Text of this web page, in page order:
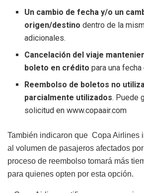
Un cambio de fecha y/o un
origen/destino dentro de la
adicionales.
Cancelación del viaje
boleto en crédito para una
Reembolso de boletos no
parcialmente utilizados. Puede
solicitud en www.copaair.com
También indicaron que Copa Airlines
al volumen de pasajeros afectados
proceso de reembolso tomará más
para quienes opten por esta opción.